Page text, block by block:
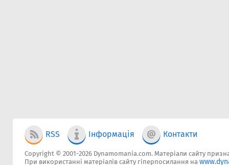
RSS Інформація Контакти
Copyright © 2001-2026 Dynamomania.com. Матеріали сайту
При використанні матеріалів сайту гіперпосилання на